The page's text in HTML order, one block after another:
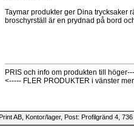
Taymar produkter ger Dina trycksaker
broschyrställ är en prydnad på bord
PRIS och info om produkten till
<----- FLER PRODUKTER i vänster
AB, Kontor/lager, Post: Profilgränd 4,